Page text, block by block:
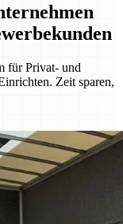
für Privat- und
Zeit sparen,